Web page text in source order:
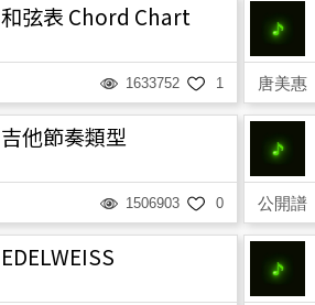
和弦表 Chord Chart
1633752 1 唐美惠
吉他節奏類型
1506903 0 公開譜
EDELWEISS